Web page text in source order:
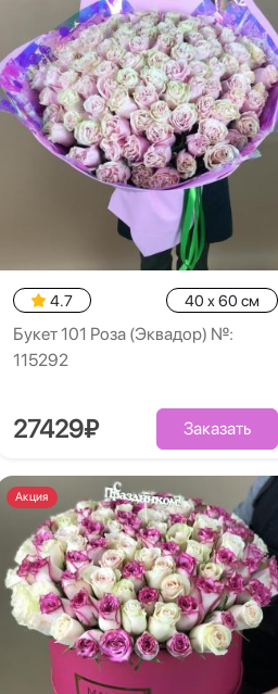
4.7 40 x 60 см
Букет 101 Роза (Эквадор) №:
115292
27429₽ Заказать
Акция